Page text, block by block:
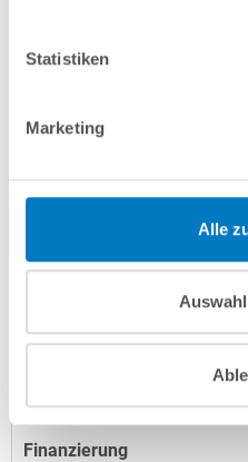
Statistiken
Marketing
Alle
info(at)poolsana.de
Finanzierung
Anleitungen/Datenblätter
Hinweise zum Versand /